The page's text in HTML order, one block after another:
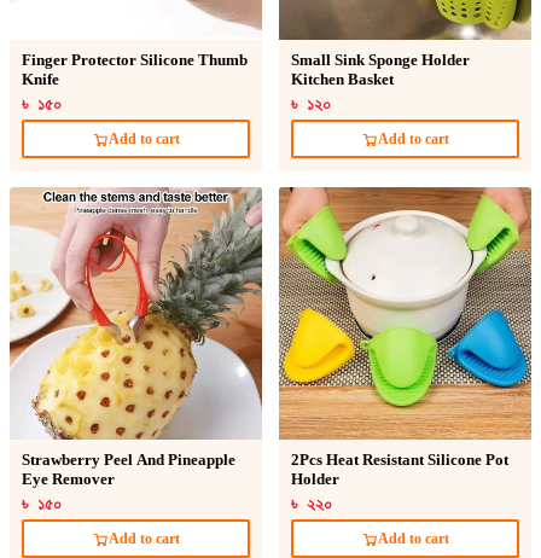
Finger Protector Silicone Thumb
Knife
৳ ১৫০
Add to cart
Small Sink Sponge Holder
Kitchen Basket
৳ ১২০
Add to cart
Strawberry Peel And Pineapple
Eye Remover
৳ ১৫০
Add to cart
2Pcs Heat Resistant Silicone Pot
Holder
৳ ২২০
Add to cart